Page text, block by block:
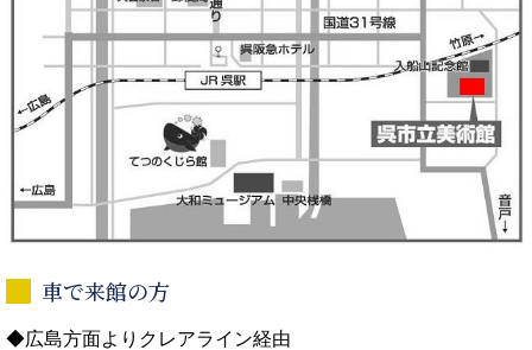
車で来館の方
◆広島方面よりクレアライン経由